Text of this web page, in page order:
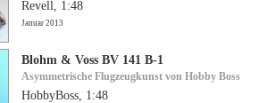
Revell, 1:48
Januar 2013
Blohm & Voss BV 141 B-1
Asymmetrische Flugzeugkunst von Hobby Boss
HobbyBoss, 1:48